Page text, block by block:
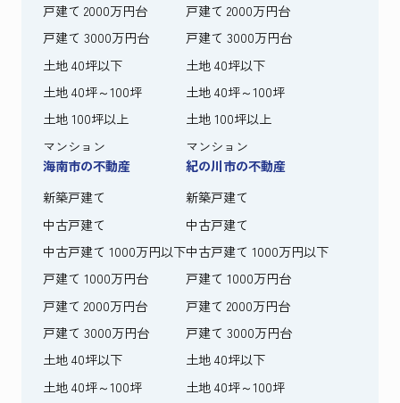
戸建て 2000万円台
戸建て 3000万円台
土地 40坪以下
土地 40坪～100坪
土地 100坪以上
マンション
戸建て 2000万円台
戸建て 3000万円台
土地 40坪以下
土地 40坪～100坪
土地 100坪以上
マンション
海南市の不動産
新築戸建て
中古戸建て
中古戸建て 1000万円以下
戸建て 1000万円台
戸建て 2000万円台
戸建て 3000万円台
土地 40坪以下
土地 40坪～100坪
紀の川市の不動産
新築戸建て
中古戸建て
中古戸建て 1000万円以下
戸建て 1000万円台
戸建て 2000万円台
戸建て 3000万円台
土地 40坪以下
土地 40坪～100坪